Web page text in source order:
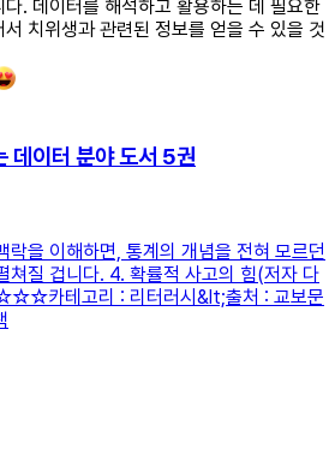
. 데이터를 해석하고 활용하는 데 필요한
치위생과 관련된 정보를 얻을 수 있을 것
데이터 분야 도서 5권
락을 이해하면, 통계의 개념을 전혀 모르던
쳐질 겁니다. 4. 확률적 사고의 힘(저자 다
카테고리 : 리터러시&lt;출처 : 교보문